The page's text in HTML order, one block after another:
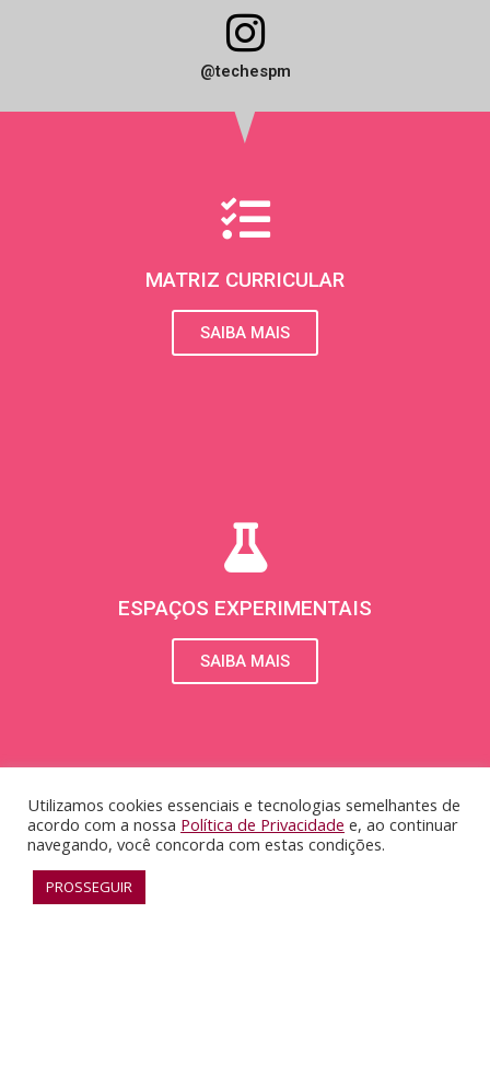
I
n
s
t
a
g
r
a
@techespm
MATRIZ CURRICULAR
SAIBA MAIS
ESPAÇOS EXPERIMENTAIS
SAIBA MAIS
Utilizamos cookies essenciais e tecnologias semelhantes de
acordo com a nossa Política de Privacidade e, ao continuar
navegando, você concorda com estas condições.
PROSSEGUIR